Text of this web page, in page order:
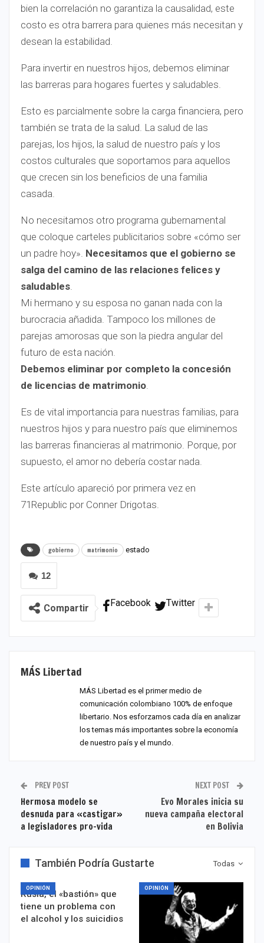
bien la correlación no garantiza la causalidad, este
costo es otra barrera para quienes más necesitan y
desean la estabilidad.
Para invertir en nuestros hijos, debemos eliminar
las barreras para hogares fuertes y saludables.
Esto es parcialmente sobre la carga financiera, pero
también se trata de la salud. La salud de las
parejas, los hijos, la salud de nuestro país y los
costos culturales que soportamos para aquellos
que crecen sin los beneficios de una familia
casada.
No necesitamos otro programa gubernamental
que coloque carteles publicitarios sobre «cómo ser
un padre hoy». Necesitamos que el gobierno se
salga del camino de las relaciones felices y
saludables.
Mi hermano y su esposa no ganan nada con la
burocracia añadida. Tampoco los millones de
parejas amorosas que son la piedra angular del
futuro de esta nación.
Debemos eliminar por completo la concesión
de licencias de matrimonio.
Es de vital importancia para nuestras familias, para
nuestros hijos y para nuestro país que eliminemos
las barreras financieras al matrimonio. Porque, por
supuesto, el amor no debería costar nada.
Este artículo apareció por primera vez en
71Republic por Conner Drigotas.
estado
gobierno matrimonio
12
Compartir Facebook Twitter
MÁS Libertad
MÁS Libertad es el primer medio de
comunicación colombiano 100% de enfoque
libertario. Nos esforzamos cada día en analizar
los temas más importantes sobre la economía
de nuestro país y el mundo.
PREV POST
Hermosa modelo se
desnuda para «castigar»
a legisladores pro-vida
NEXT POST
Evo Morales inicia su
nueva campaña electoral
en Bolivia
Todas
También Podría Gustarte
OPINIÓN
Rusia, el «bastión» que
tiene un problema con
el alcohol y los suicidios
OPINIÓN